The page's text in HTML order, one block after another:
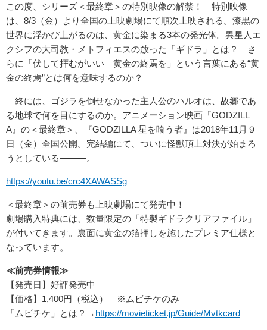
この度、シリーズ＜最終章＞の特別映像の解禁！ 特別映像
は、8/3（金）より全国の上映劇場にて順次上映される。漆黒の
世界に浮かび上がるのは、黄金に染まる3本の発光体。異星人エ
クシフの大司教・メトフィエスの放った「ギドラ」とは？ さ
らに「伏して拝むがいい―黄金の終焉を」という言葉にある“黄
金の終焉”とは何を意味するのか？
終には、ゴジラを倒せなかった主人公のハルオは、故郷であ
る地球で何を目にするのか。アニメーション映画『GODZILL
A』の＜最終章＞、『GODZILLA 星を喰う者』は2018年11月９
日（金）全国公開。完結編にて、ついに怪獣頂上対決が始まろ
うとしている―――。
https://youtu.be/crc4XAWASSg
＜最終章＞の前売券も上映劇場にて発売中！
劇場購入特典には、数量限定の「特製ギドラクリアファイル」
が付いてきます。裏面に黄金の箔押しを施したプレミア仕様と
なっています。
≪前売券情報≫
【発売日】好評発売中
【価格】1,400円（税込） ※ムビチケのみ
「ムビチケ」とは？→ https://movieticket.jp/Guide/Mvtkcard